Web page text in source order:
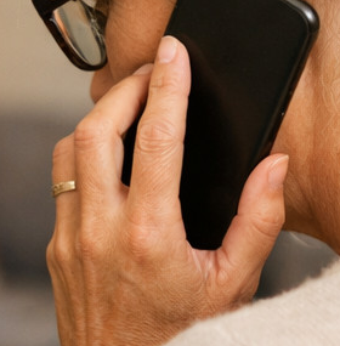
Nu
een
Beschrijf uw
online of bel
vrijblijvend
een